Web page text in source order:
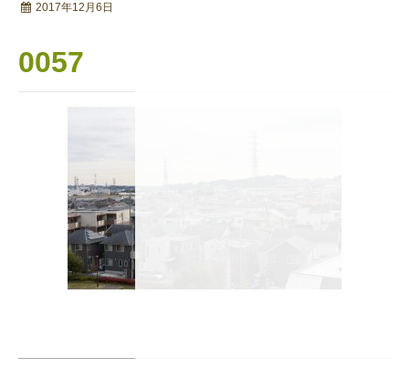
2017年12月6日
0057